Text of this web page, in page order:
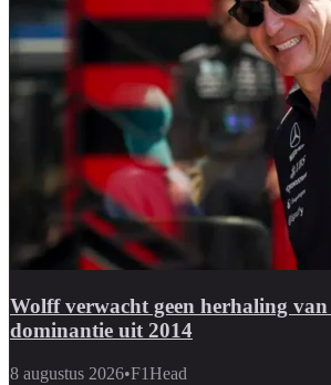
Wolff verwacht geen herhaling van
dominantie uit 2014
8 augustus 2026•F1Head